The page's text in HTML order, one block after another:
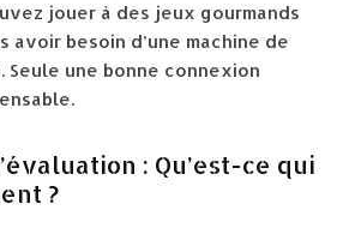
jouer à des jeux gourmands
avoir besoin d’une machine de
Seule une bonne connexion
: Qu’est-ce qui
?